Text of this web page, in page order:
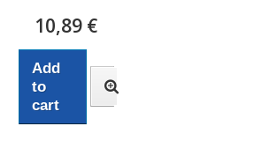
10,89 €
Add
to
cart